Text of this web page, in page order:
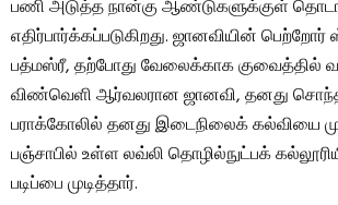
பணி அடுத்த நான்கு ஆண்டுகளுக்குள்
எதிர்பார்க்கப்படுகிறது. ஜானவியின்
பத்மஸ்ரீ, தற்போது வேலைக்காக குவைத்தில்
விண்வெளி ஆர்வலரான ஜானவி, தனது
பராக்கோலில் தனது இடைநிலைக் கல்வியை
பஞ்சாபில் உள்ள லவ்லி தொழில்நுட்பக்
படிப்பை முடித்தார்.